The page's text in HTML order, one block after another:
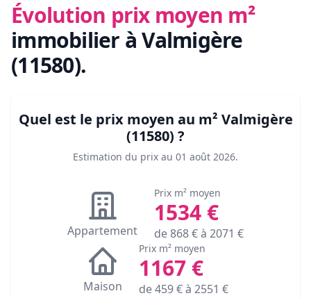
Évolution prix moyen m²
immobilier à Valmigère
(11580).
Quel est le prix moyen au m² Valmigère
(11580) ?
Estimation du prix au 01 août 2026.
Appartement
Prix m² moyen
1534 €
de868€ à 2071 €
Maison
Prix m² moyen
1167€
de459€ à 2551 €